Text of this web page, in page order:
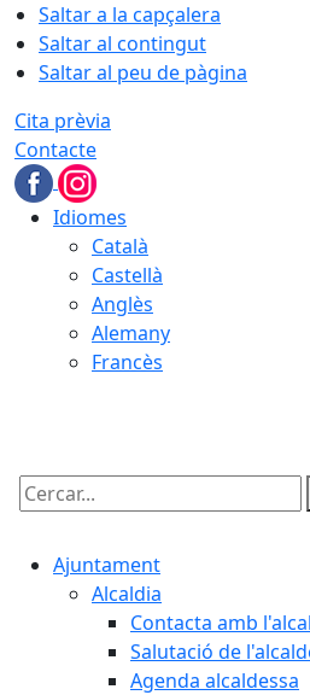
Saltar a la capçalera
Saltar al contingut
Saltar al peu de pàgina
Cita prèvia
Contacte
Idiomes
Català
Castellà
Anglès
Alemany
Francès
Cercar:
Ajuntament
Alcaldia
Contacta amb
Salutació de
Agenda alcaldessa